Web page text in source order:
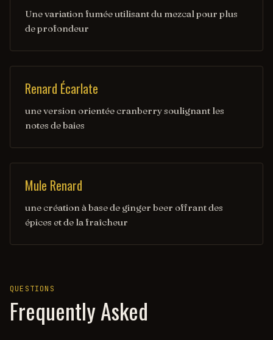
Une variation fumée utilisant du mezcal pour plus
de profondeur
Renard Écarlate
une version orientée cranberry soulignant les
notes de baies
Mule Renard
une création à base de ginger beer offrant des
épices et de la fraîcheur
QUESTIONS
Frequently Asked